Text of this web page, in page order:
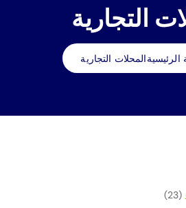
التجارية
المحلات التجارية
(23)